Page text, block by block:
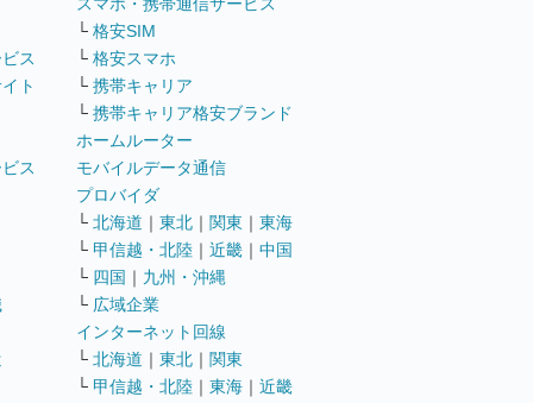
ス
ト
ス
└ 格安SIM
└ 格安スマホ
└ 携帯キャリア
└ 携帯キャリア格安ブランド
ホームルーター
モバイルデータ通信
プロバイダ
└ 北海道 ｜ 東北 ｜ 関東 ｜ 東海
└ 甲信越・北陸 ｜ 近畿 ｜ 中国
└ 四国 ｜ 九州・沖縄
└ 広域企業
インターネット回線
└ 北海道 ｜ 東北 ｜ 関東
└ 甲信越・北陸 ｜ 東海 ｜ 近畿